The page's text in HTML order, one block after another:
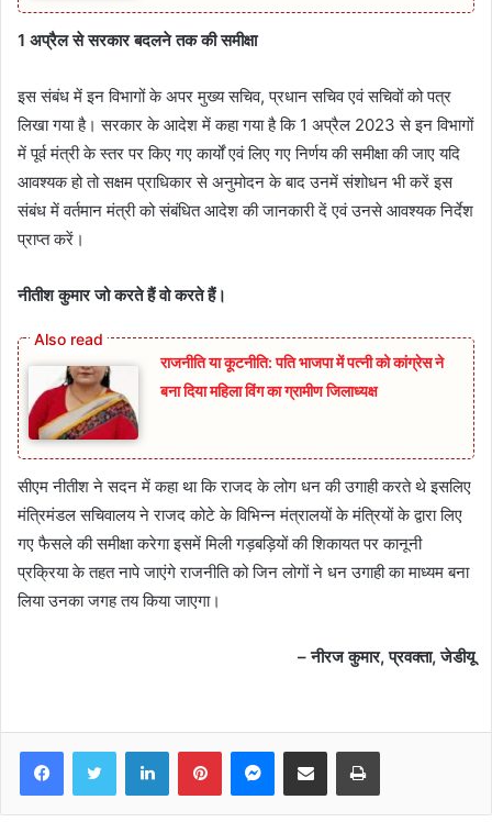
1 अप्रैल से सरकार बदलने तक की समीक्षा
इस संबंध में इन विभागों के अपर मुख्य सचिव, प्रधान सचिव एवं सचिवों को पत्र
लिखा गया है। सरकार के आदेश में कहा गया है कि 1 अप्रैल 2023 से इन विभागों
में पूर्व मंत्री के स्तर पर किए गए कार्यों एवं लिए गए निर्णय की समीक्षा की जाए यदि
आवश्यक हो तो सक्षम प्राधिकार से अनुमोदन के बाद उनमें संशोधन भी करें इस
संबंध में वर्तमान मंत्री को संबंधित आदेश की जानकारी दें एवं उनसे आवश्यक निर्देश
प्राप्त करें।
नीतीश कुमार जो करते हैं वो करते हैं।
राजनीति या कूटनीति: पति भाजपा में पत्नी को कांग्रेस ने
बना दिया महिला विंग का ग्रामीण जिलाध्यक्ष
सीएम नीतीश ने सदन में कहा था कि राजद के लोग धन की उगाही करते थे इसलिए
मंत्रिमंडल सचिवालय ने राजद कोटे के विभिन्न मंत्रालयों के मंत्रियों के द्वारा लिए
गए फैसले की समीक्षा करेगा इसमें मिली गड़बड़ियों की शिकायत पर कानूनी
प्रक्रिया के तहत नापे जाएंगे राजनीति को जिन लोगों ने धन उगाही का माध्यम बना
लिया उनका जगह तय किया जाएगा।
– नीरज कुमार, प्रवक्ता, जेडीयू
FacebookTwitter LinkedInPinterestMessenger
Share via Email Print